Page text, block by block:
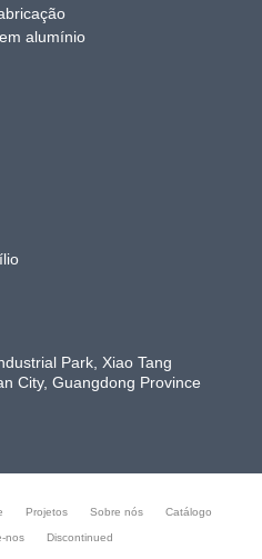
alumínio
Park, Xiao Tang
City, Guangdong Province
Projetos Sobre nós Catálogo
nos Discontinued